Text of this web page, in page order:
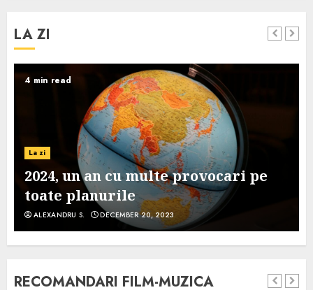
LA ZI
4 min read
La zi
2024, un an cu multe provocari pe
toate planurile
ALEXANDRU S. DECEMBER 20, 2023
RECOMANDARI FILM-MUZICA